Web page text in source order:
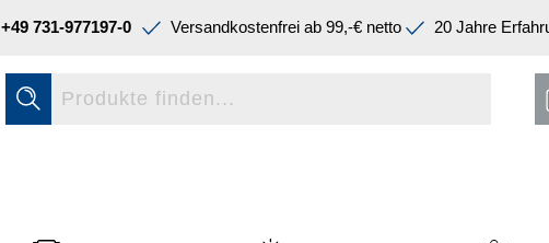
+49 731-977197-0 Versandkostenfrei ab 99,-€ netto 20 Jahre